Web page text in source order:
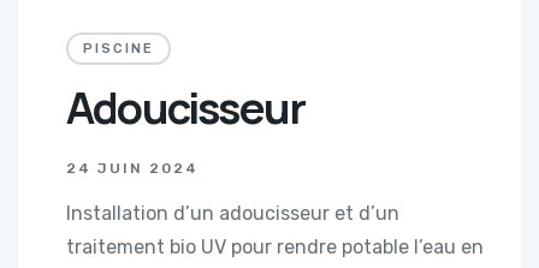
PISCINE
Adoucisseur
24 JUIN 2024
Installation d’un adoucisseur et d’un
traitement bio UV pour rendre potable l’eau en